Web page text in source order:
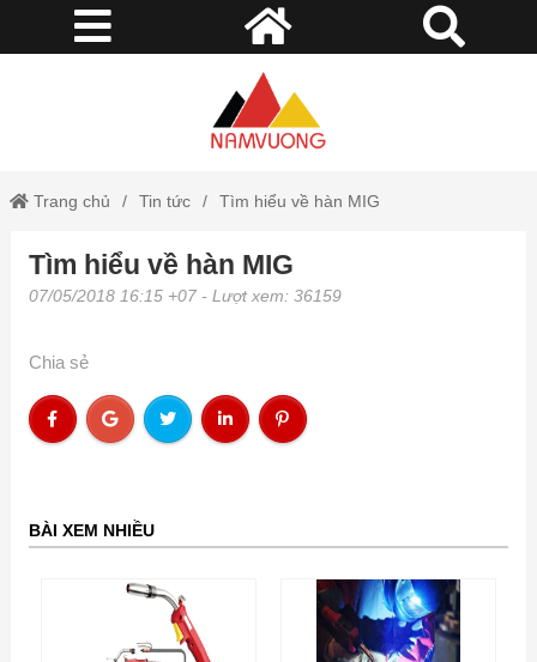
Trang chủ Tin tức Tìm hiểu về hàn MIG
Tìm hiểu về hàn MIG
07/05/2018 16:15 +07 - Lượt xem: 36159
Chia sẻ
BÀI XEM NHIỀU